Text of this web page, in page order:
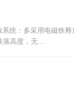
统：多采用电磁铁
高度，无...